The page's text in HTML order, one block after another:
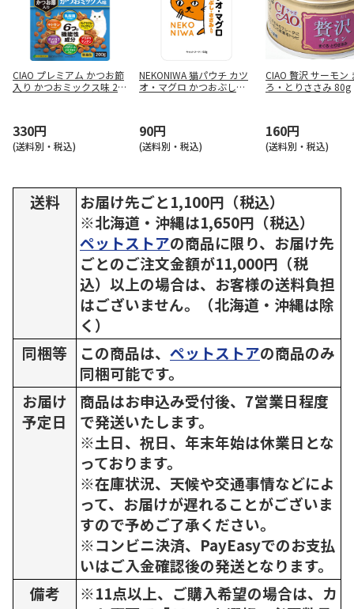
CIAO プレミアム かつお節
入り かつおミックス味 20
330円
(送料別・税込)
NEKONIWA 猫パウチ カツ
オ・マグロ かつおぶし・
90円
(送料別・税込)
CIAO 贅沢 サーモン
ろ・とりささみ 80g
160円
(送料別・税込)
送料
お届け先ごと1,100円（税込）
※北海道・沖縄は1,650円（税込）
ペットストアの商品に限り、お届け先
ごとのご注文金額が11,000円（税
込）以上の場合は、お客様の送料負担
はございません。（北海道・沖縄は除
く）
同梱等
この商品は、 ペットストアの商品のみ
同梱可能です。
お届け
予定日
商品はお申込み受付後、7営業日程度
で発送いたします。
※土日、祝日、年末年始は休業日とな
っております。
※在庫状況、天候や交通事情などによ
って、お届けが遅れることがございま
すので予めご了承ください。
※コンビニ決済、PayEasyでのお支払
いはご入金確認後の発送となります。
備考
※11点以上、ご購入希望の場合は、カ